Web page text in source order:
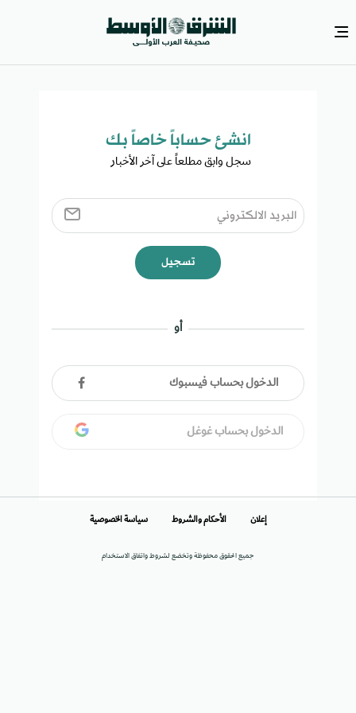
انشئ حساباً خاصاً بك​
سجل وابق مطلعاً على آخر الأخبار ​
تسجيل
أو
الدخول بحساب فيسبوك
الدخول بحساب غوغل
جميع الحقوق محفوظة وتخضع لشروط واتفاق الاستخدام
إعلان الأحكام والشروط سياسة الخصوصية